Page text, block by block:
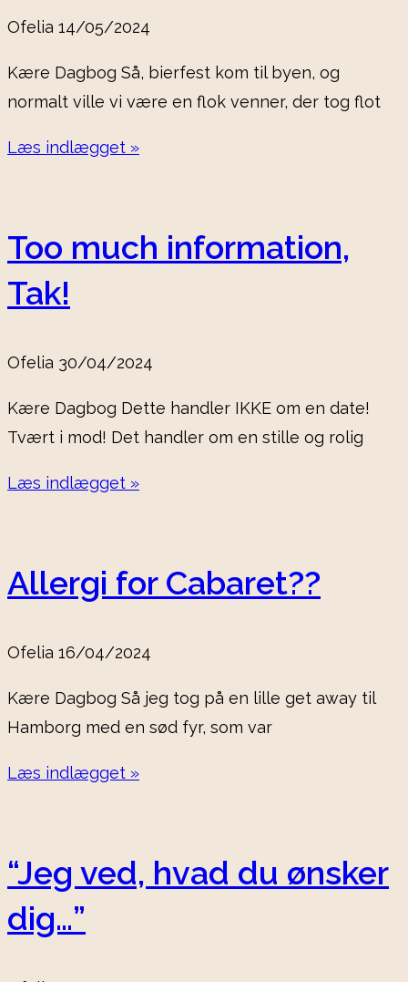
Ofelia 14/05/2024
Kære Dagbog Så, bierfest kom til byen, og
normalt ville vi være en flok venner, der tog flot
Læs indlægget »
Too much information,
Tak!
Ofelia 30/04/2024
Kære Dagbog Dette handler IKKE om en date!
Tvært i mod! Det handler om en stille og rolig
Læs indlægget »
Allergi for Cabaret??
Ofelia 16/04/2024
Kære Dagbog Så jeg tog på en lille get away til
Hamborg med en sød fyr, som var
Læs indlægget »
“Jeg ved, hvad du ønsker
dig…”